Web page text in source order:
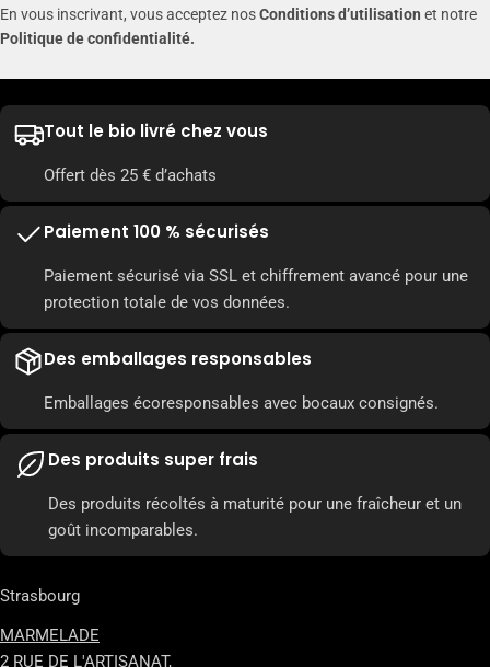
En vous inscrivant, vous acceptez nosConditions d’utilisation et notre
Politique de confidentialité.
Tout le bio livré chez vous
Offert dès 25 € d’achats
Paiement 100 % sécurisés
Paiement sécurisé via SSL et chiffrement avancé pour une
protection totale de vos données.
Des emballages responsables
Emballages écoresponsables avec bocaux consignés.
Des produits super frais
Des produits récoltés à maturité pour une fraîcheur et un
goût incomparables.
Strasbourg
MARMELADE
2 RUE DE L'ARTISANAT,